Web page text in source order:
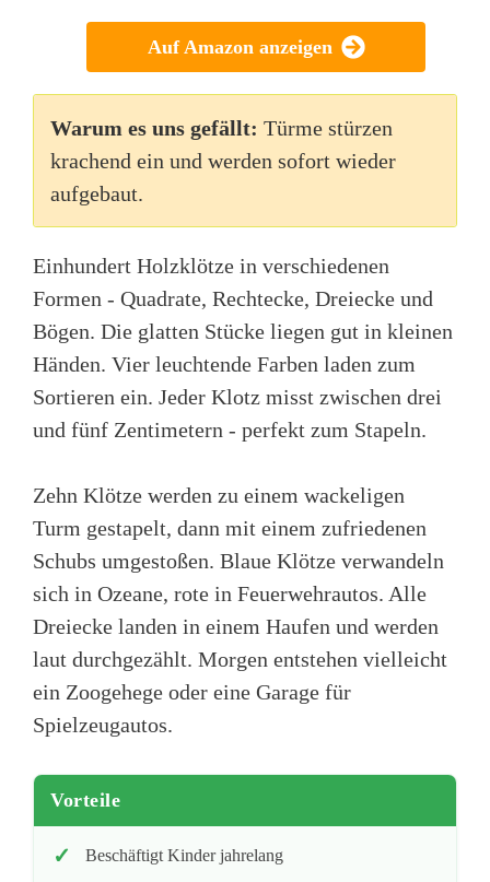
Auf Amazon anzeigen
Warum es uns gefällt: Türme stürzen
krachend ein und werden sofort wieder
aufgebaut.
Einhundert Holzklötze in verschiedenen
Formen - Quadrate, Rechtecke, Dreiecke und
Bögen. Die glatten Stücke liegen gut in kleinen
Händen. Vier leuchtende Farben laden zum
Sortieren ein. Jeder Klotz misst zwischen drei
und fünf Zentimetern - perfekt zum Stapeln.
Zehn Klötze werden zu einem wackeligen
Turm gestapelt, dann mit einem zufriedenen
Schubs umgestoßen. Blaue Klötze verwandeln
sich in Ozeane, rote in Feuerwehrautos. Alle
Dreiecke landen in einem Haufen und werden
laut durchgezählt. Morgen entstehen vielleicht
ein Zoogehege oder eine Garage für
Spielzeugautos.
Vorteile
Beschäftigt Kinder jahrelang